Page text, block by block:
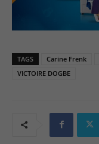
TAGS Carine Frenk
VICTOIRE DOGBE